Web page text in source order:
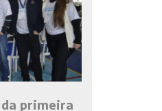
primeira